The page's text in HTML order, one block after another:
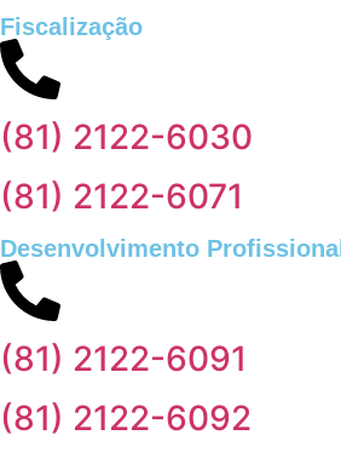
Fiscalização
(81) 2122-6030
(81) 2122-6071
Desenvolvimento Profissional
(81) 2122-6091
(81) 2122-6092